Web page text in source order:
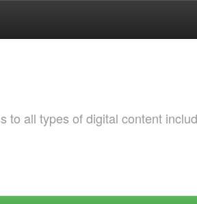
to all types of digital content